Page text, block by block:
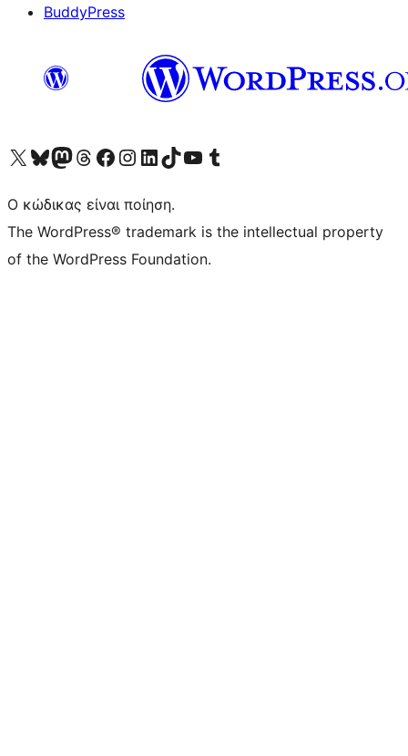
BuddyPress
Visit our X (formerly Twitter) account
Visit our Bluesky account
Επισκεφθείτε τον λογαριασμό μας στο Mastodon
Visit our Threads account
Επισκεφτείτε τη σελίδα μας στο Facebook
Επισκεφθείτε τον λογαριασμό μας Instagram
Επισκεφθείτε τον λογαριασμό μας LinkedIn
Visit our TikTok account
Visit our YouTube channel
Visit our Tumblr account
Ο κώδικας είναι ποίηση.
The WordPress® trademark is the intellectual property
of the WordPress Foundation.